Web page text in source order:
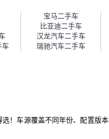
宝马二手车
比亚迪二手车
汉龙汽车二手车
车 瑞驰汽车二手车
！车源覆盖不同年份、配置版